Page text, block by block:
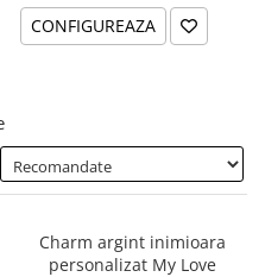
CONFIGUREAZA
Charm argint inimioara
personalizat My Love